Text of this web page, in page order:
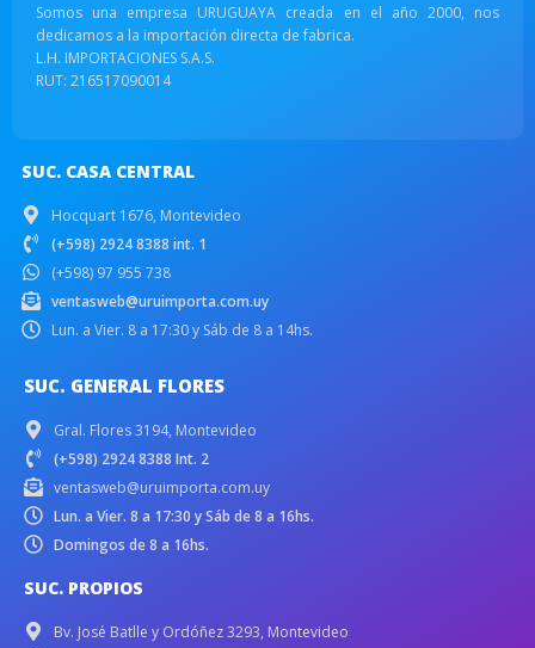
Somos una empresa URUGUAYA creada en el año 2000, nos
dedicamos a la importación directa de fabrica.
L.H. IMPORTACIONES S.A.S.
RUT: 216517090014
SUC. CASA CENTRAL
Hocquart 1676, Montevideo
(+598) 2924 8388 int. 1
(+598) 97 955 738
ventasweb@uruimporta.com.uy
Lun. a Vier. 8 a 17:30 y Sáb de 8 a 14hs.
SUC. GENERAL FLORES
Gral. Flores 3194, Montevideo
(+598) 2924 8388 Int. 2
ventasweb@uruimporta.com.uy
Lun. a Vier. 8 a 17:30 y Sáb de 8 a 16hs.
Domingos de 8 a 16hs.
SUC. PROPIOS
Bv. José Batlle y Ordóñez 3293, Montevideo